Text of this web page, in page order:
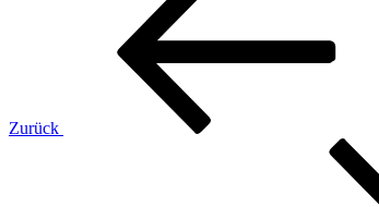
Zurück